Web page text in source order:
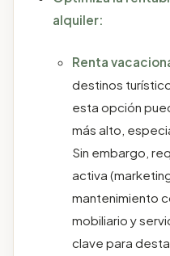
alquiler:
Renta
destinos
esta opción
más alto,
Sin embargo,
activa
mantenimiento
mobiliario y
clave para